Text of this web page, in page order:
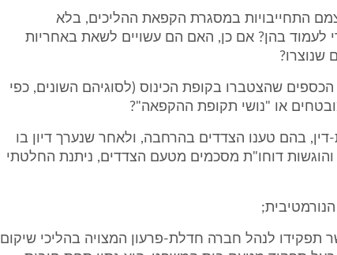
התחייבויות במסגרת הקפאת ההליכים, בלא
לעמוד בהן? אם כן, האם הם עשויים לשאת באחריות
שנוצרו?
שהצטברו בקופת הכינוס (לסוגיהם השונים, כפי
או "נושי תקופת ההקפאה"?
בהם טענו הצדדים בהרחבה, ולאחר שנערך דיון בו
והוגשות דוחו"ת מסכמים מטעם הצדדים, ניתנת החלטתי
תפקידו לנהל חברה חדלת-פרעון המצויה בהליכי שיקום